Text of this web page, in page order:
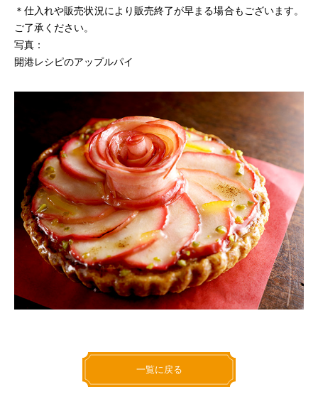
＊仕入れや販売状況により販売終了が早まる場合もございます。
ご了承ください。
写真：
開港レシピのアップルパイ
一覧に戻る